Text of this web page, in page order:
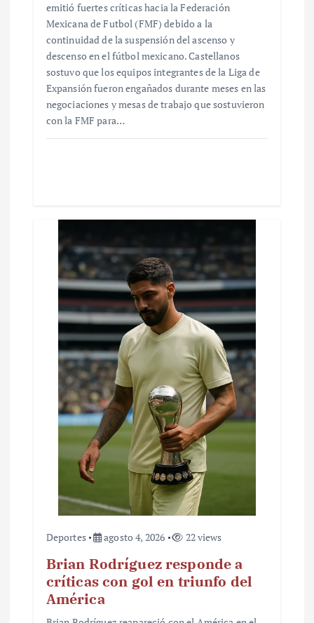
emitió fuertes críticas hacia la Federación
Mexicana de Futbol (FMF) debido a la
continuidad de la suspensión del ascenso y
descenso en el fútbol mexicano. Castellanos
sostuvo que los equipos integrantes de la Liga de
Expansión fueron engañados durante meses en las
negociaciones y mesas de trabajo que sostuvieron
con la FMF para…
Deportes agosto 4, 2026 22 views
Brian Rodríguez responde a
críticas con gol en triunfo del
América